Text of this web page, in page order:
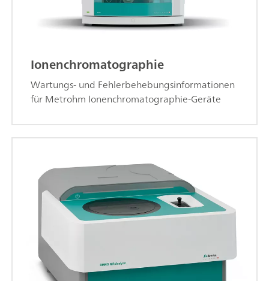
Ionenchromatographie
Wartungs- und Fehlerbehebungsinformationen
für Metrohm Ionenchromatographie-Geräte